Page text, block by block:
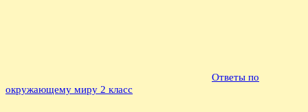
Ответы по
окружающему миру 2 класс